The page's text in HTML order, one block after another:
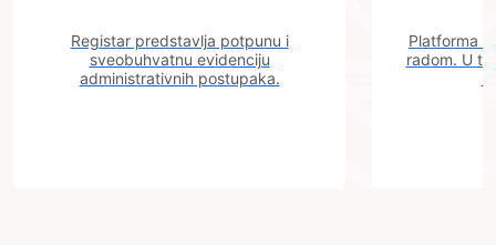
Registar predstavlja potpunu i
sveobuhvatnu evidenciju
administrativnih postupaka.
Platforma
radom. U